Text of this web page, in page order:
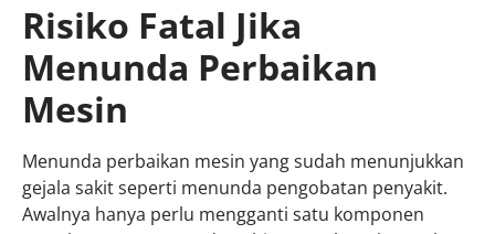
Risiko Fatal Jika
Menunda Perbaikan
Mesin
Menunda perbaikan mesin yang sudah menunjukkan
gejala sakit seperti menunda pengobatan penyakit.
Awalnya hanya perlu mengganti satu komponen